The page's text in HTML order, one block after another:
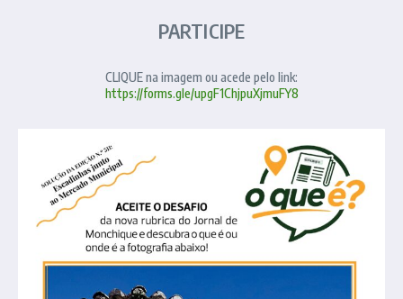
PARTICIPE
CLIQUE na imagem ou acede pelo link:
https://forms.gle/upgF1ChjpuXjmuFY8